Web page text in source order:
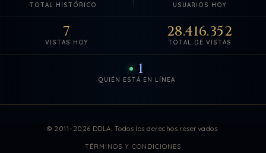
TOTAL HISTÓRICO USUARIOS HOY
VISTAS HOY
7
TOTAL DE VISTAS
28.416.352
QUIÉN ESTÁ EN LÍNEA
1
© 2011–2026 DDLA. Todos los derechos reservados.
TÉRMINOS Y CONDICIONES